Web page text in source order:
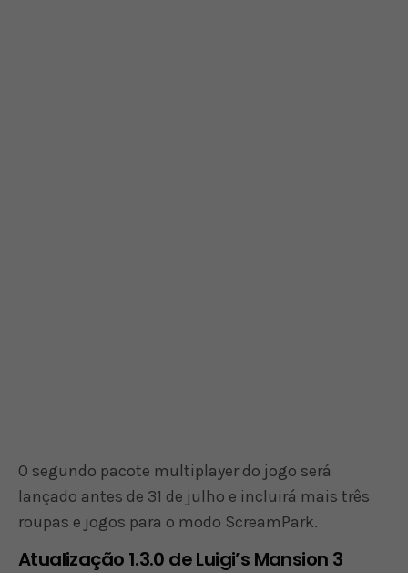
O segundo pacote multiplayer do jogo será
lançado antes de 31 de julho e incluirá mais três
roupas e jogos para o modo ScreamPark.
Atualização 1.3.0 de Luigi’s Mansion 3